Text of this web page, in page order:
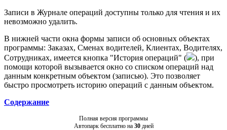
Записи в Журнале операций доступны только для чтения и их
невозможно удалить.
В нижней части окна формы записи об основных объектах
программы: Заказах, Сменах водителей, Клиентах, Водителях,
Сотрудниках, имеется кнопка "История операций" (
), при
помощи которой вызывается окно со списком операций над
данным конкретным объектом (записью). Это позволяет
быстро просмотреть историю операций с данным объектом.
Содержание
Полная версия программы
Автопарк бесплатно на 30дней